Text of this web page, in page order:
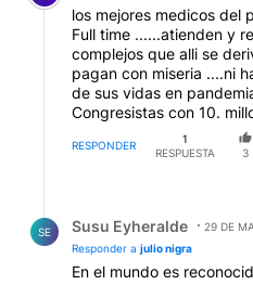
los mejores medicos del
Full time ......atienden y
complejos que alli se
pagan con miseria ....ni
de sus vidas en
Congresistas con 10.
RESPONDER
1
RESPUESTA
3
SE Susu Eyheralde
29 DE
Responder a julio nigra
En el mundo es